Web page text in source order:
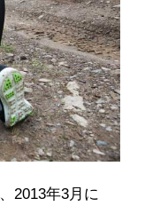
2013年3月に